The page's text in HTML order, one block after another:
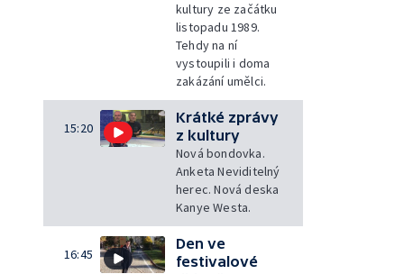
kultury ze začátku
listopadu 1989.
Tehdy na ní
vystoupili i doma
zakázání umělci.
15:20
Krátké zprávy
z kultury
Nová bondovka.
Anketa Neviditelný
herec. Nová deska
Kanye Westa.
16:45
Den ve
festivalové